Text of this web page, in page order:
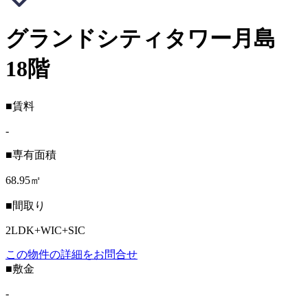
グランドシティタワー月島
18階
■賃料
-
■専有面積
68.95㎡
■間取り
2LDK+WIC+SIC
この物件の詳細をお問合せ
■敷金
-